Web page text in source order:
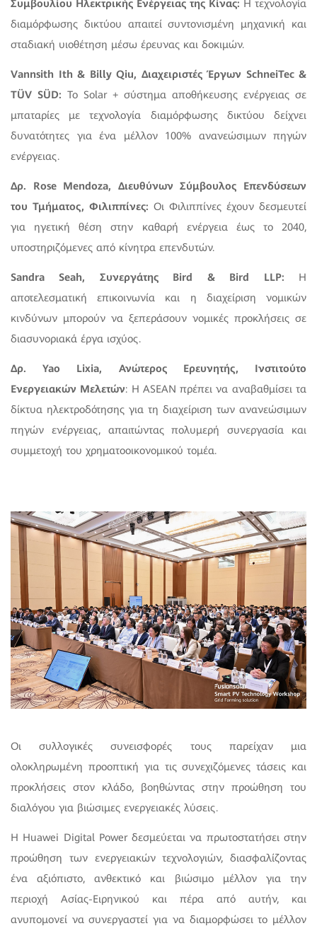
Συμβουλίου Ηλεκτρικής Ενέργειας της Κίνας: Η τεχνολογία
διαμόρφωσης δικτύου απαιτεί συντονισμένη μηχανική και
σταδιακή υιοθέτηση μέσω έρευνας και δοκιμών.
Vannsith Ith & Billy Qiu, Διαχειριστές Έργων SchneiTec &
TÜV SÜD: Το Solar + σύστημα αποθήκευσης ενέργειας σε
μπαταρίες με τεχνολογία διαμόρφωσης δικτύου δείχνει
δυνατότητες για ένα μέλλον 100% ανανεώσιμων πηγών
ενέργειας.
Δρ. Rose Mendoza, Διευθύνων Σύμβουλος Επενδύσεων
του Τμήματος, Φιλιππίνες: Οι Φιλιππίνες έχουν δεσμευτεί
για ηγετική θέση στην καθαρή ενέργεια έως το 2040,
υποστηριζόμενες από κίνητρα επενδυτών.
Sandra Seah, Συνεργάτης Bird & Bird LLP: Η
αποτελεσματική επικοινωνία και η διαχείριση νομικών
κινδύνων μπορούν να ξεπεράσουν νομικές προκλήσεις σε
διασυνοριακά έργα ισχύος.
Δρ. Yao Lixia, Ανώτερος Ερευνητής, Ινστιτούτο
Ενεργειακών Μελετών: Η ASEAN πρέπει να αναβαθμίσει τα
δίκτυα ηλεκτροδότησης για τη διαχείριση των ανανεώσιμων
πηγών ενέργειας, απαιτώντας πολυμερή συνεργασία και
συμμετοχή του χρηματοοικονομικού τομέα.
Οι συλλογικές συνεισφορές τους παρείχαν μια
ολοκληρωμένη προοπτική για τις συνεχιζόμενες τάσεις και
προκλήσεις στον κλάδο, βοηθώντας στην προώθηση του
διαλόγου για βιώσιμες ενεργειακές λύσεις.
Η Huawei Digital Power δεσμεύεται να πρωτοστατήσει στην
προώθηση των ενεργειακών τεχνολογιών, διασφαλίζοντας
ένα αξιόπιστο, ανθεκτικό και βιώσιμο μέλλον για την
περιοχή Ασίας-Ειρηνικού και πέρα από αυτήν, και
ανυπομονεί να συνεργαστεί για να διαμορφώσει το μέλλον